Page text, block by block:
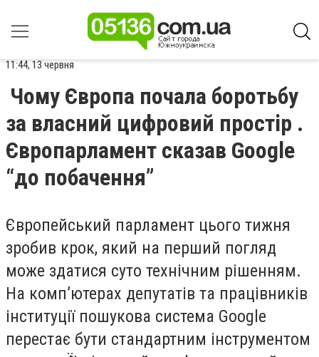
11:44, 13 червня
Чому Європа почала боротьбу
за власний цифровий простір .
Європарламент сказав Google
“до побачення”
Європейський парламент цього тижня
зробив крок, який на перший погляд
може здатися суто технічним рішенням.
На комп’ютерах депутатів та працівників
інституції пошукова система Google
перестає бути стандартним інструментом